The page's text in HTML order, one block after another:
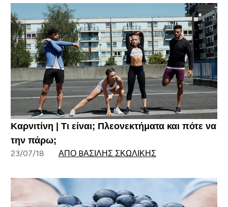
Καρνιτίνη | Τι είναι; Πλεονεκτήματα και πότε να
την πάρω;
23/07/18 ΑΠΌ BΑΣΊΛΗΣ ΣΚΩΛΊΚΗΣ